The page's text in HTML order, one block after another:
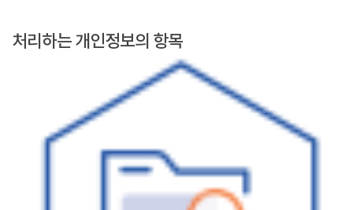
처리하는 개인정보의 항목